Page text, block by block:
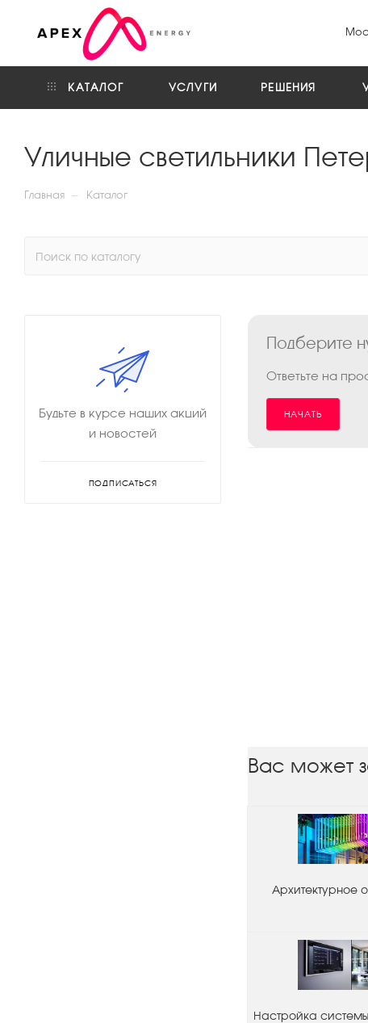
КАТАЛОГ УСЛУГИ РЕШЕНИЯ
Уличные светильники
Главная — Каталог
Подберите
Ответьте на
НАЧАТЬ
Вас может
Архитектурное
Настройка системы
Будьте в курсе наших акций
и новостей
ПОДПИСАТЬСЯ